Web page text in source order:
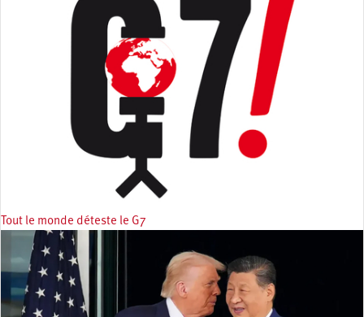
Tout le monde déteste le G7